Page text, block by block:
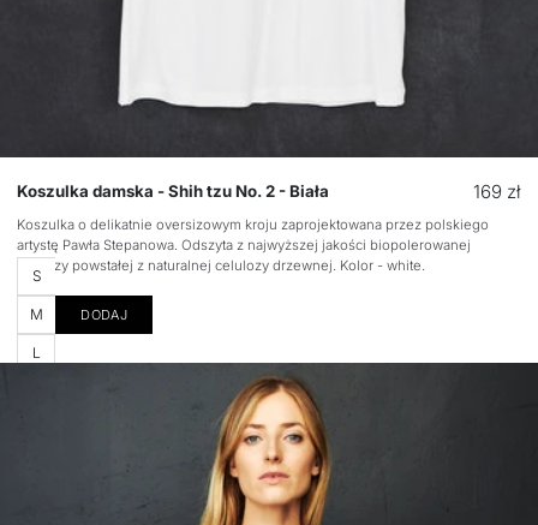
Koszulka damska - Shih tzu No. 2 - Biała
Cena
169 zł
Koszulka o delikatnie oversizowym kroju zaprojektowana przez polskiego
artystę Pawła Stepanowa. Odszyta z najwyższej jakości biopolerowanej
wiskozy powstałej z naturalnej celulozy drzewnej. Kolor - white.
Rozmiar
S
M
L
DODAJ